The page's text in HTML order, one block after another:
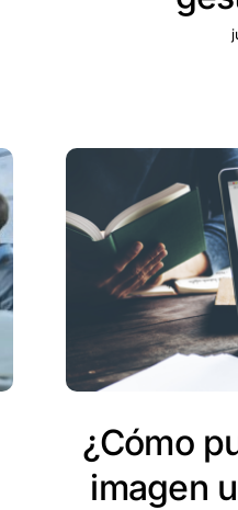
¿Cómo
imagen